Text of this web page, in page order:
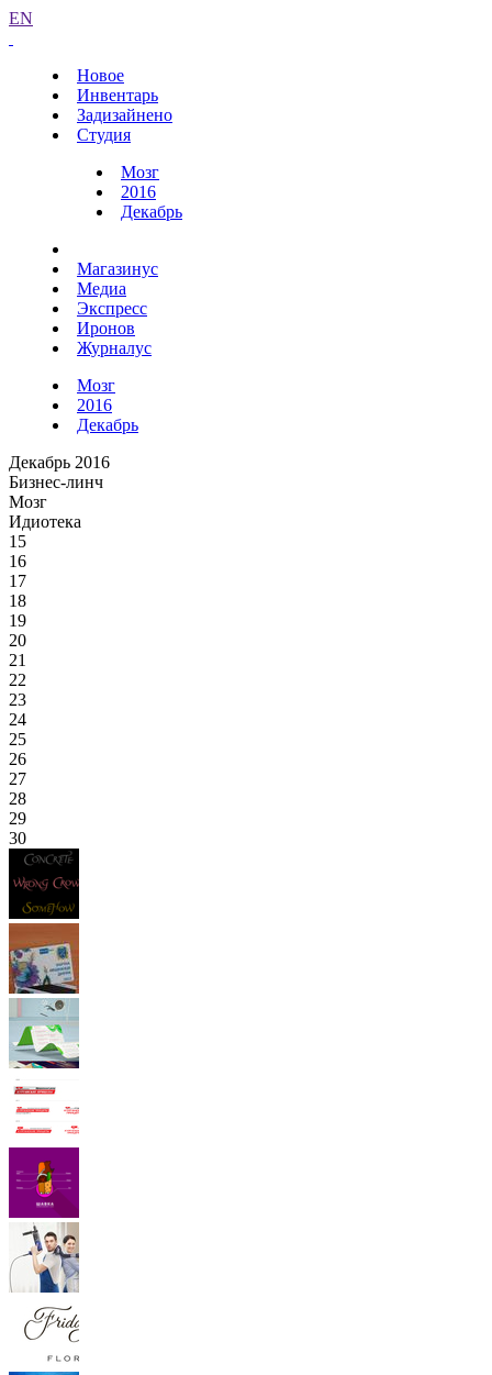
EN
Новое
Инвентарь
Задизайнено
Студия
Мозг
2016
Декабрь
Магазинус
Медиа
Экспресс
Иронов
Журналус
Мозг
2016
Декабрь
Декабрь 2016
Бизнес-линч
Мозг
Идиотека
15
16
17
18
19
20
21
22
23
24
25
26
27
28
29
30